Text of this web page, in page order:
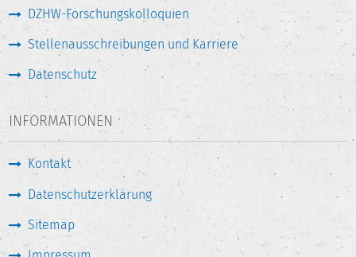
DZHW-Forschungskolloquien
Stellenausschreibungen und Karriere
Datenschutz
INFORMATIONEN
Kontakt
Datenschutzerklärung
Sitemap